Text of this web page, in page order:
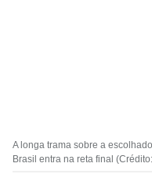
A longa trama sobre a
Brasil entra na reta final